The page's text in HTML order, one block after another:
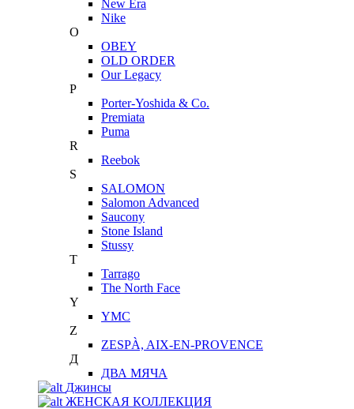
New Era
Nike
O
OBEY
OLD ORDER
Our Legacy
P
Porter-Yoshida & Co.
Premiata
Puma
R
Reebok
S
SALOMON
Salomon Advanced
Saucony
Stone Island
Stussy
T
Tarrago
The North Face
Y
YMC
Z
ZESPÀ, AIX-EN-PROVENCE
Д
ДВА МЯЧА
Джинсы
ЖЕНСКАЯ КОЛЛЕКЦИЯ